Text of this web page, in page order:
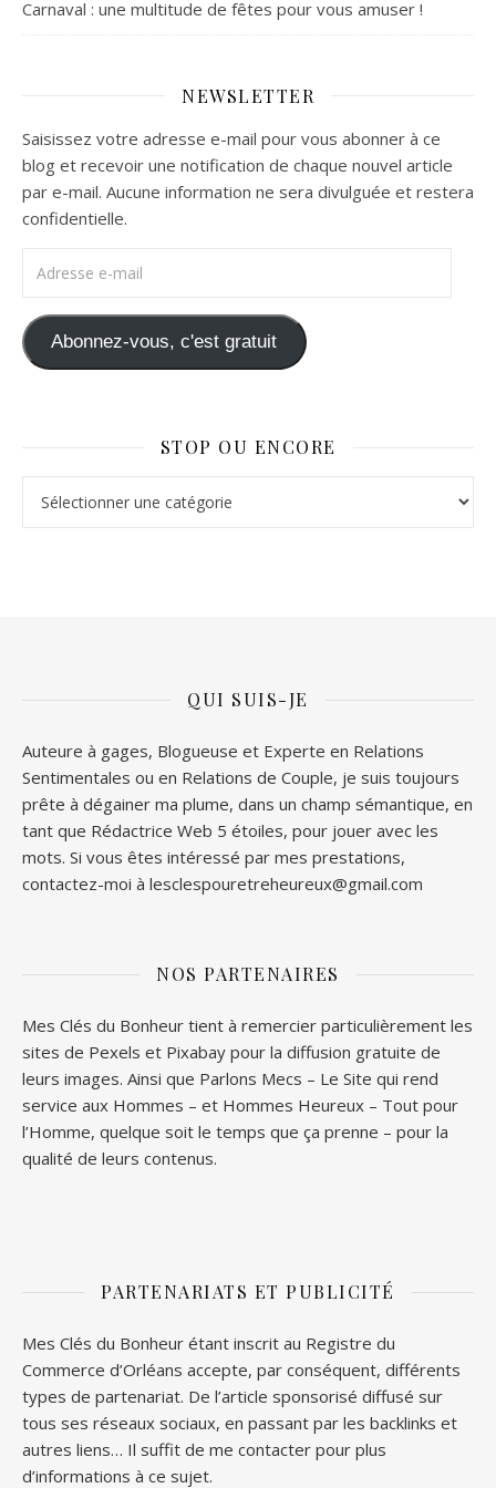
Carnaval : une multitude de fêtes pour vous amuser !
NEWSLETTER
Saisissez votre adresse e-mail pour vous abonner à ce
blog et recevoir une notification de chaque nouvel article
par e-mail. Aucune information ne sera divulguée et restera
confidentielle.
Abonnez-vous, c'est gratuit
STOP OU ENCORE
QUI SUIS-JE
Auteure à gages, Blogueuse et Experte en Relations
Sentimentales ou en Relations de Couple, je suis toujours
prête à dégainer ma plume, dans un champ sémantique, en
tant que Rédactrice Web 5 étoiles, pour jouer avec les
mots. Si vous êtes intéressé par mes prestations,
contactez-moi à lesclespouretreheureux@gmail.com
NOS PARTENAIRES
Mes Clés du Bonheur tient à remercier particulièrement les
sites de Pexels et Pixabay pour la diffusion gratuite de
leurs images. Ainsi que Parlons Mecs – Le Site qui rend
service aux Hommes – et Hommes Heureux – Tout pour
l’Homme, quelque soit le temps que ça prenne – pour la
qualité de leurs contenus.
PARTENARIATS ET PUBLICITÉ
Mes Clés du Bonheur étant inscrit au Registre du
Commerce d’Orléans accepte, par conséquent, différents
types de partenariat. De l’article sponsorisé diffusé sur
tous ses réseaux sociaux, en passant par les backlinks et
autres liens… Il suffit de me contacter pour plus
d’informations à ce sujet.